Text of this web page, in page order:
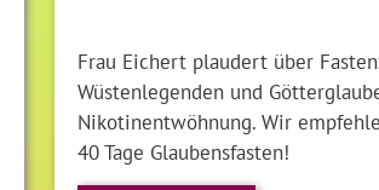
Frau Eichert plaudert über
Wüstenlegenden und
Nikotinentwöhnung. Wir
40 Tage Glaubensfasten!